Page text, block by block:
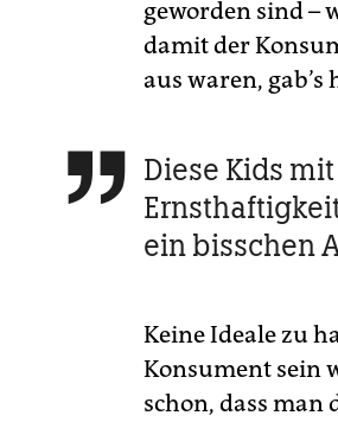
geworden sind –
damit der
aus waren,
 Diese Kids
ein bisschen
Keine Ideale zu
Konsument sein
schon, dass